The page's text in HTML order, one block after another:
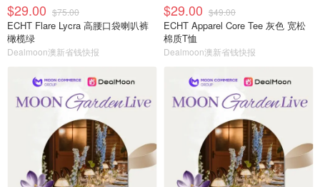
$29.00 $75.00
ECHT Flare Lycra 高腰口袋喇叭裤
橄榄绿
Dealmoon澳新省钱快报
$29.00 $49.00
ECHT Apparel Core Tee 灰色 宽松
棉质T恤
Dealmoon澳新省钱快报